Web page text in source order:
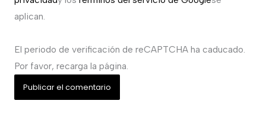
aplican.
El periodo de verificación de reCAPTCHA ha caducado.
Por favor, recarga la página.